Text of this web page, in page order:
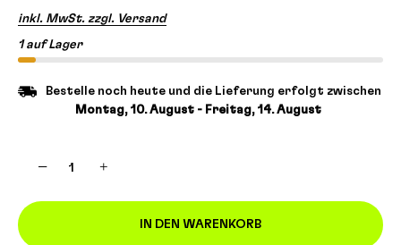
inkl. MwSt. zzgl. Versand
1 auf Lager
Bestelle noch heute und die Lieferung erfolgt zwischen
Montag, 10. August - Freitag, 14. August
− +
IN DEN WARENKORB